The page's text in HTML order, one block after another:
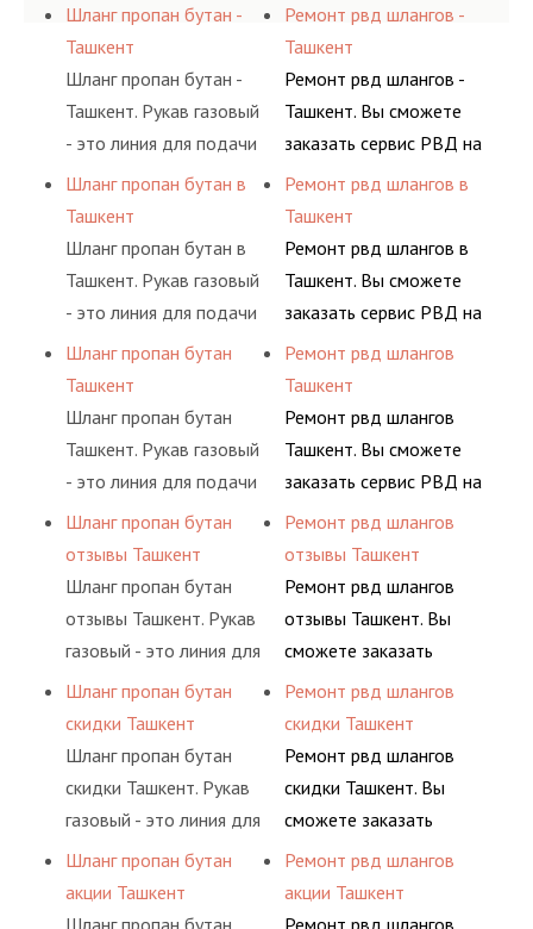
Шланг пропан бутан -
Ташкент
Шланг пропан бутан -
Ташкент. Рукав газовый
- это линия для подачи
сжатого воздуха и
различных типов
сжиженного газа
(кислород, аргон, метан,
пропан, бутан,
определенными
Шланг пропан бутан в
Ташкент
Шланг пропан бутан в
Ташкент. Рукав газовый
- это линия для подачи
сжатого воздуха и
различных типов
сжиженного газа
(кислород, аргон, метан,
пропан, бутан,
определенными
Шланг пропан бутан
Ташкент
Шланг пропан бутан
Ташкент. Рукав газовый
- это линия для подачи
сжатого воздуха и
различных типов
сжиженного газа
(кислород, аргон, метан,
пропан, бутан,
определенными
элементами системы.
Шланг пропан бутан
отзывы Ташкент
Шланг пропан бутан
отзывы Ташкент. Рукав
газовый - это линия для
подачи сжатого
воздуха и различных
типов сжиженного газа
(кислород, аргон, метан,
пропан, бутан,
определенными
элементами системы.
Шланг пропан бутан
скидки Ташкент
Шланг пропан бутан
скидки Ташкент. Рукав
газовый - это линия для
подачи сжатого
воздуха и различных
типов сжиженного газа
Шланг пропан бутан
акции Ташкент
Шланг пропан бутан
Ремонт рвд шлангов -
Ташкент
Ремонт рвд шлангов -
Ташкент. Вы сможете
заказать сервис РВД на
разовой основе либо на
условиях
долговременного
комплексного
обслуживания
предприятия.
Ремонт рвд шлангов в
Ташкент
Ремонт рвд шлангов в
Ташкент. Вы сможете
заказать сервис РВД на
разовой основе либо на
условиях
долговременного
комплексного
обслуживания
предприятия.
Ремонт рвд шлангов
Ташкент
Ремонт рвд шлангов
Ташкент. Вы сможете
заказать сервис РВД на
разовой основе либо на
условиях
долговременного
комплексного
обслуживания
предприятия.
Ремонт рвд шлангов
отзывы Ташкент
Ремонт рвд шлангов
отзывы Ташкент. Вы
сможете заказать
сервис РВД на разовой
основе либо на
условиях
долговременного
комплексного
гидросистем Вашего
предприятия.
Ремонт рвд шлангов
скидки Ташкент
Ремонт рвд шлангов
скидки Ташкент. Вы
сможете заказать
сервис РВД на разовой
основе либо на
условиях
Ремонт рвд шлангов
акции Ташкент
Ремонт рвд шлангов